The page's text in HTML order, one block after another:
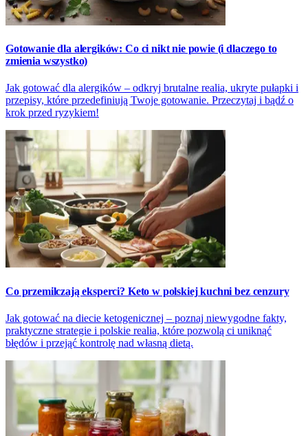
Gotowanie dla alergików: Co ci nikt nie powie (i dlaczego to
zmienia wszystko)
Jak gotować dla alergików – odkryj brutalne realia, ukryte pułapki i
przepisy, które przedefiniują Twoje gotowanie. Przeczytaj i bądź o
krok przed ryzykiem!
Co przemilczają eksperci? Keto w polskiej kuchni bez cenzury
Jak gotować na diecie ketogenicznej – poznaj niewygodne fakty,
praktyczne strategie i polskie realia, które pozwolą ci uniknąć
błędów i przejąć kontrolę nad własną dietą.